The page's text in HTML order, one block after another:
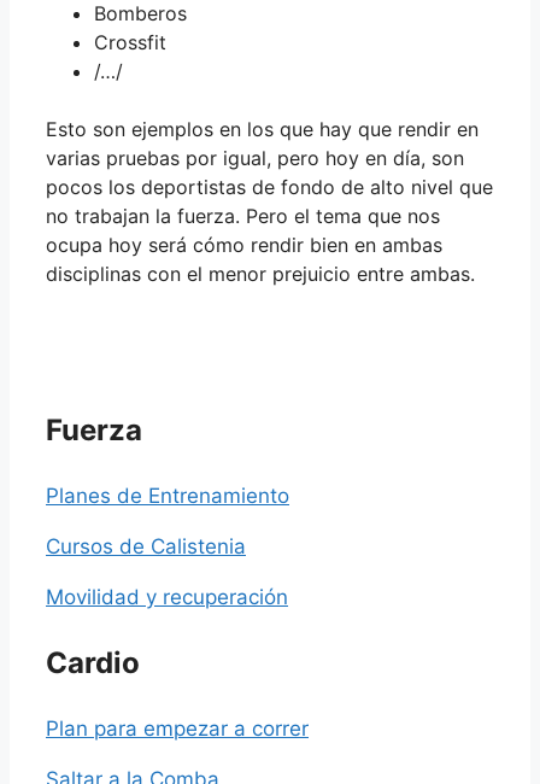
Bomberos
Crossfit
/…/
Esto son ejemplos en los que hay que rendir en
varias pruebas por igual, pero hoy en día, son
pocos los deportistas de fondo de alto nivel que
no trabajan la fuerza. Pero el tema que nos
ocupa hoy será cómo rendir bien en ambas
disciplinas con el menor prejuicio entre ambas.
Fuerza
Planes de Entrenamiento
Cursos de Calistenia
Movilidad y recuperación
Cardio
Plan para empezar a correr